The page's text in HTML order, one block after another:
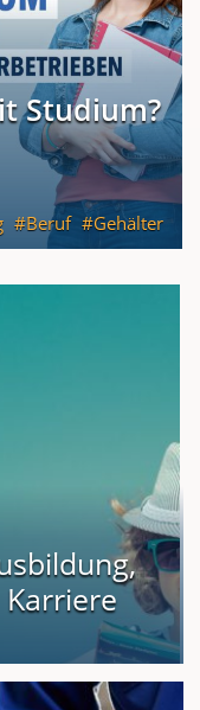
Studium?
Beruf Gehälter